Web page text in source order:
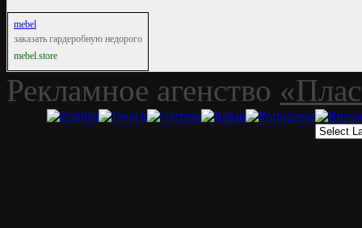
mebel
заказать гардеробную недорого
mebel.store
Рекламное агенство